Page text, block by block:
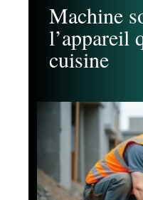
Machine
l’appareil
cuisine